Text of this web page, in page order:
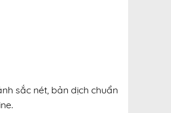
sắc nét, bản dịch chuẩn